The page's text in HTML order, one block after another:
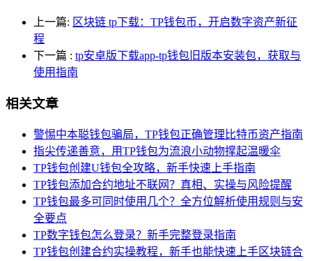
上一篇: 区块链 tp下载：TP钱包币，开启数字资产新征
程
下一篇 : tp安卓版下载app-tp钱包旧版本安装包，获取与
使用指南
相关文章
警惕中本聪钱包骗局，TP钱包正确管理比特币资产指南
指尖传递善意，用TP钱包为流浪小动物撑起温暖伞
TP钱包创建U钱包全攻略，新手快速上手指南
TP钱包添加合约地址不联网？真相、实操与风险提醒
TP钱包最多可同时使用几个？全方位解析使用规则与安
全要点
TP数字钱包怎么登录？新手完整登录指南
TP钱包创建合约实操教程，新手也能快速上手区块链合